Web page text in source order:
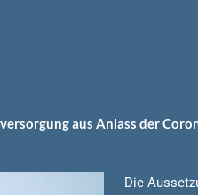
aus Anlass der
Die